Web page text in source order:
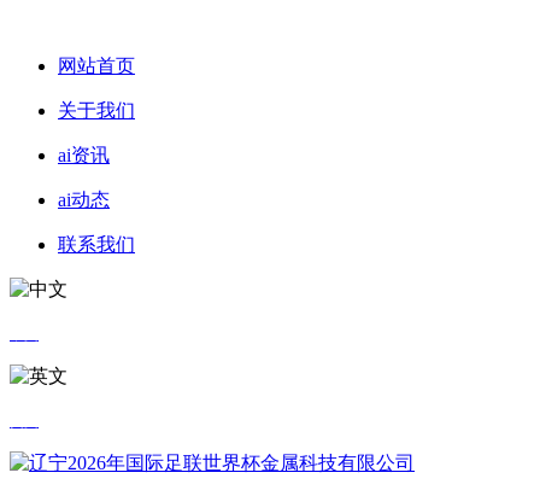
网站首页
关于我们
ai资讯
ai动态
联系我们